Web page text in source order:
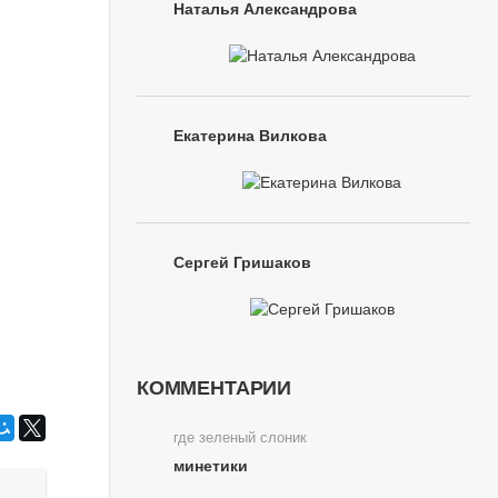
Наталья Александрова
Екатерина Вилкова
Сергей Гришаков
КОММЕНТАРИИ
где зеленый слоник
минетики